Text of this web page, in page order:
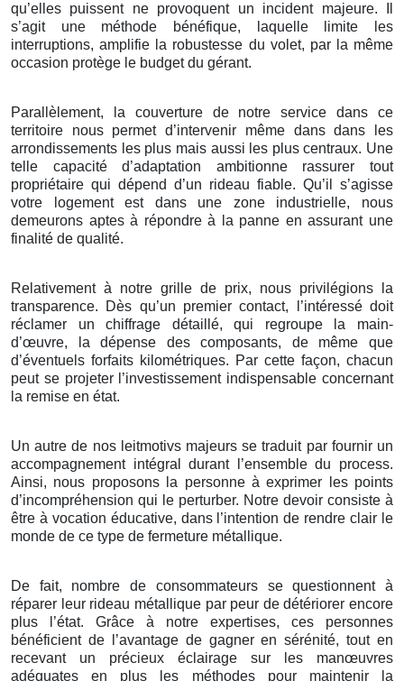
qu’elles puissent ne provoquent un incident majeure. Il
s’agit une méthode bénéfique, laquelle limite les
interruptions, amplifie la robustesse du volet, par la même
occasion protège le budget du gérant.
Parallèlement, la couverture de notre service dans ce
territoire nous permet d’intervenir même dans dans les
arrondissements les plus mais aussi les plus centraux. Une
telle capacité d’adaptation ambitionne rassurer tout
propriétaire qui dépend d’un rideau fiable. Qu’il s’agisse
votre logement est dans une zone industrielle, nous
demeurons aptes à répondre à la panne en assurant une
finalité de qualité.
Relativement à notre grille de prix, nous privilégions la
transparence. Dès qu’un premier contact, l’intéressé doit
réclamer un chiffrage détaillé, qui regroupe la main-
d’œuvre, la dépense des composants, de même que
d’éventuels forfaits kilométriques. Par cette façon, chacun
peut se projeter l’investissement indispensable concernant
la remise en état.
Un autre de nos leitmotivs majeurs se traduit par fournir un
accompagnement intégral durant l’ensemble du process.
Ainsi, nous proposons la personne à exprimer les points
d’incompréhension qui le perturber. Notre devoir consiste à
être à vocation éducative, dans l’intention de rendre clair le
monde de ce type de fermeture métallique.
De fait, nombre de consommateurs se questionnent à
réparer leur rideau métallique par peur de détériorer encore
plus l’état. Grâce à notre expertises, ces personnes
bénéficient de l’avantage de gagner en sérénité, tout en
recevant un précieux éclairage sur les manœuvres
adéquates en plus les méthodes pour maintenir la